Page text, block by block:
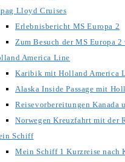
Lloyd Cruises
Erlebnisbericht MS Europa 2
Zum Besuch der MS Europa
America Line
Karibik mit Holland America
Alaska Inside Passage mit
Reisevorbereitungen Kanada
Norwegen Kreuzfahrt mit der
Schiff
Mein Schiff 1 Kurzreise nach